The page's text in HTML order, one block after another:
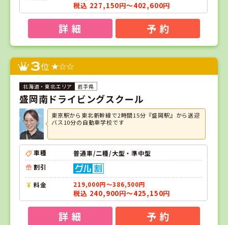
税込 227,150円～402,600円
詳 細 予 約
3位
岩手県
盛岡南ドライビングスクール
東京駅から東北新幹線で2時間15分『盛岡駅』から送迎
バス10分の自動車学校です
車種
普通車/二種/大型・準中型
割引
料金 219,000円～386,500円
税込 240,900円～425,150円
詳 細 予 約